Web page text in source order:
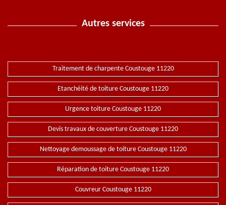
Autres services
Traitement de charpente Coustouge 11220
Etanchéité de toiture Coustouge 11220
Urgence toiture Coustouge 11220
Devis travaux de couverture Coustouge 11220
Nettoyage demoussage de toiture Coustouge 11220
Réparation de toiture Coustouge 11220
Couvreur Coustouge 11220